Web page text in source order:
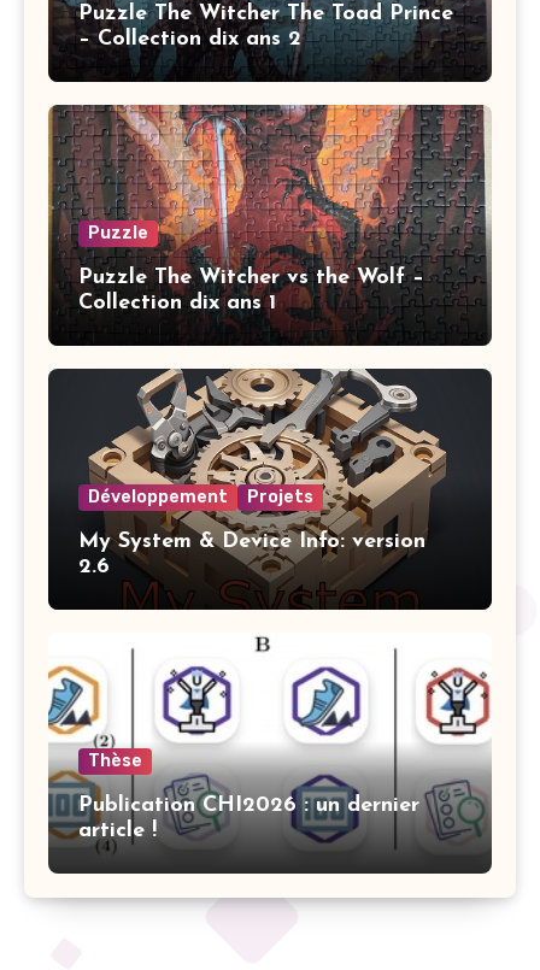
Puzzle The Witcher The Toad Prince
– Collection dix ans 2
Puzzle
Puzzle The Witcher vs the Wolf –
Collection dix ans 1
Développement Projets
My System & Device Info: version
2.6
Thèse
Publication CHI2026 : un dernier
article !